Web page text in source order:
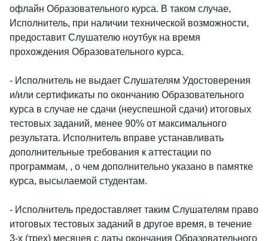
офлайн Образовательного курса. В таком случае,
Исполнитель, при наличии технической возможности,
предоставит Слушателю ноутбук на время
прохождения Образовательного курса.
- Исполнитель не выдает Слушателям Удостоверения
и/или сертификаты по окончанию Образовательного
курса в случае не сдачи (неуспешной сдачи) итоговых
тестовых заданий, менее 90% от максимального
результата. Исполнитель вправе устанавливать
дополнительные требования к аттестации по
программам, , о чем дополнительно указано в памятке
курса, высылаемой студентам.
- Исполнитель предоставляет таким Слушателям право
итоговых тестовых заданий в другое время, в течение
3-х (трех) месяцев с даты окончания Образовательного